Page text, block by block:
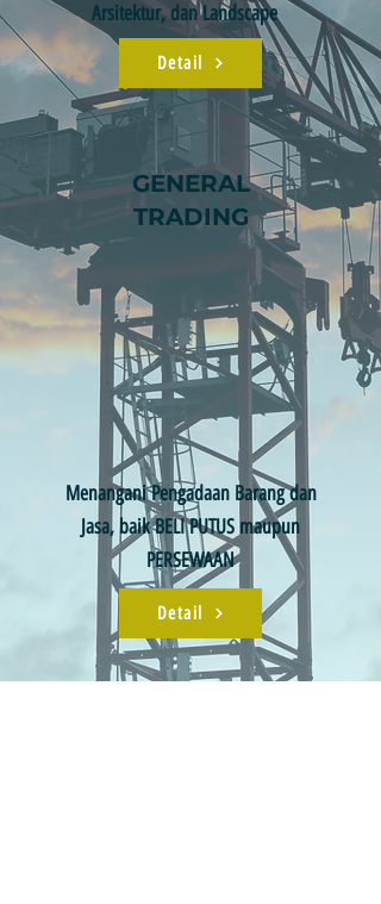
Arsitektur, dan Landscape
Detail
GENERAL
TRADING
Menangani Pengadaan Barang dan
Jasa, baik BELI PUTUS maupun
PERSEWAAN
Detail